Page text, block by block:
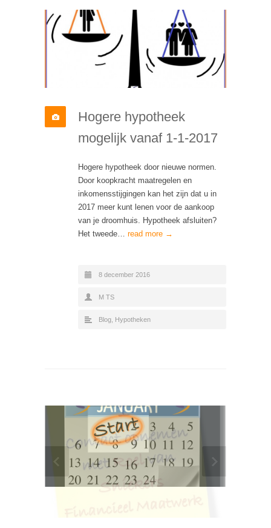
Hogere hypotheek
mogelijk vanaf 1-1-2017
Hogere hypotheek door nieuwe normen.
Door koopkracht maatregelen en
inkomensstijgingen kan het zijn dat u in
2017 meer kunt lenen voor de aankoop
van je droomhuis. Hypotheek afsluiten?
Het tweede… read more →
8 december 2016
M TS
Blog Hypotheken